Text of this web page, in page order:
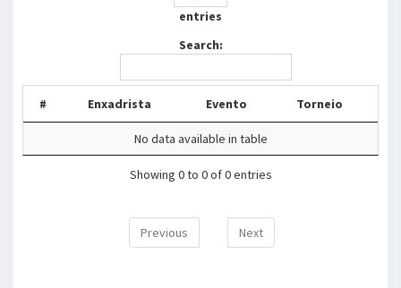
entries
Search:
# Enxadrista Evento Torneio
No data available in table
Showing 0 to 0 of 0 entries
Previous Next